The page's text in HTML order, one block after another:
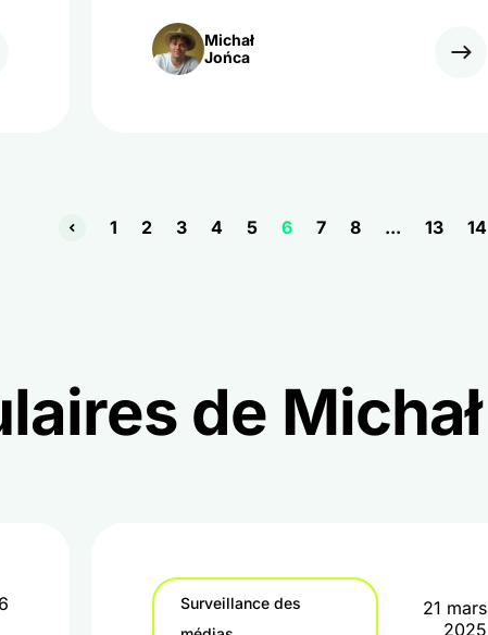
l'identité de votre marque.
Michał
Jońca
1 2 3 4 5 6 7 8 ... 13 14
de Michał
Surveillance des
21 mars
2025